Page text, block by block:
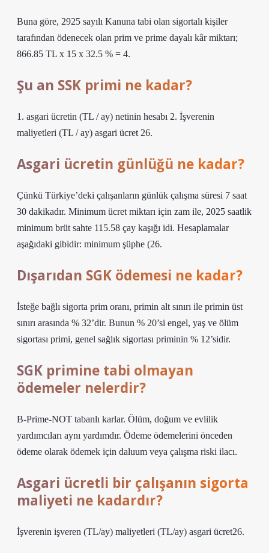
Buna göre, 2925 sayılı Kanuna tabi olan sigortalı kişiler
tarafından ödenecek olan prim ve prime dayalı kâr miktarı;
866.85 TL x 15 x 32.5 % = 4.
Şu an SSK primi ne kadar?
1. asgari ücretin (TL / ay) netinin hesabı 2. İşverenin
maliyetleri (TL / ay) asgari ücret 26.
Asgari ücretin günlüğü ne kadar?
Çünkü Türkiye’deki çalışanların günlük çalışma süresi 7 saat
30 dakikadır. Minimum ücret miktarı için zam ile, 2025 saatlik
minimum brüt sahte 115.58 çay kaşığı idi. Hesaplamalar
aşağıdaki gibidir: minimum şüphe (26.
Dışarıdan SGK ödemesi ne kadar?
İsteğe bağlı sigorta prim oranı, primin alt sınırı ile primin üst
sınırı arasında % 32’dir. Bunun % 20’si engel, yaş ve ölüm
sigortası primi, genel sağlık sigortası priminin % 12’sidir.
SGK primine tabi olmayan
ödemeler nelerdir?
B-Prime-NOT tabanlı karlar. Ölüm, doğum ve evlilik
yardımcıları aynı yardımdır. Ödeme ödemelerini önceden
ödeme olarak ödemek için daluum veya çalışma riski ilacı.
Asgari ücretli bir çalışanın sigorta
maliyeti ne kadardır?
İşverenin işveren (TL/ay) maliyetleri (TL/ay) asgari ücret26.